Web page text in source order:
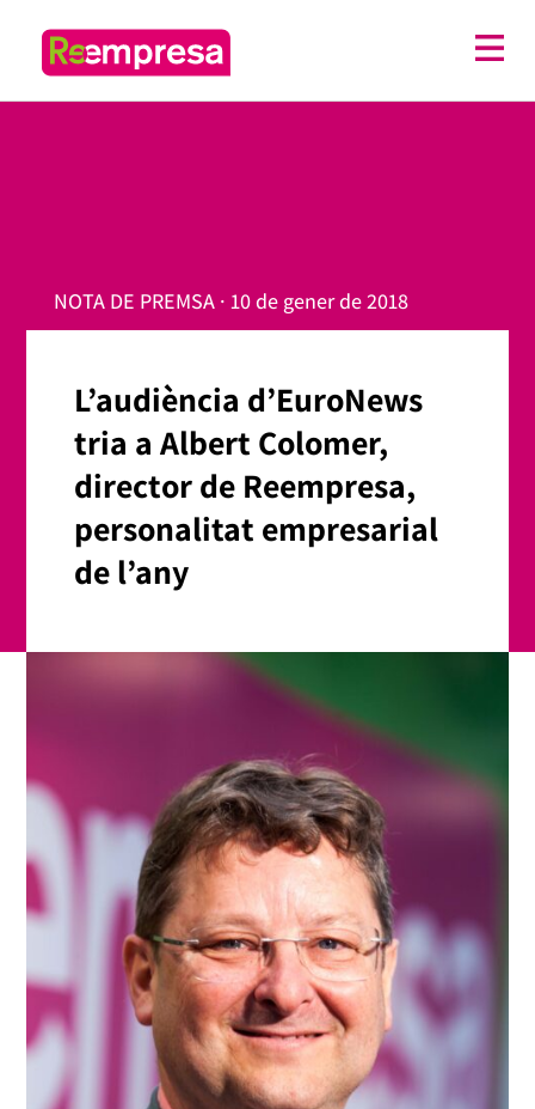
NOTA DE PREMSA · 10 de gener de 2018
L’audiència d’EuroNews
tria a Albert Colomer,
director de Reempresa,
personalitat empresarial
de l’any